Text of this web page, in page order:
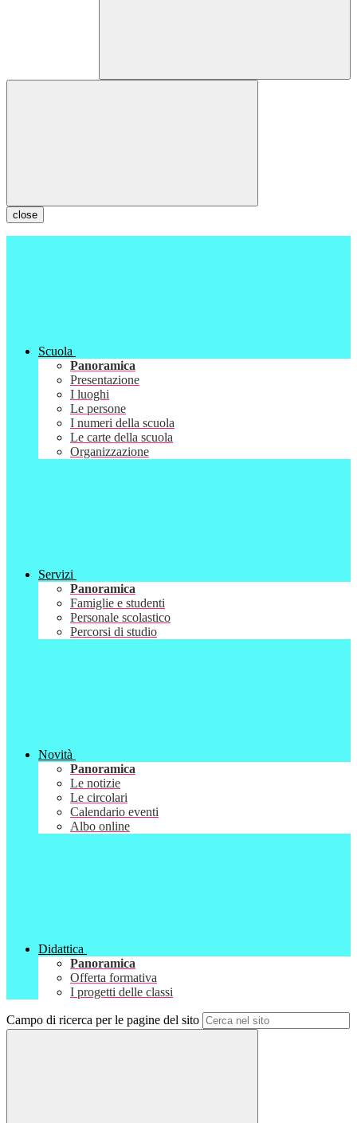
close
Scuola
Panoramica
Presentazione
I luoghi
Le persone
I numeri della scuola
Le carte della scuola
Organizzazione
Servizi
Panoramica
Famiglie e studenti
Personale scolastico
Percorsi di studio
Novità
Panoramica
Le notizie
Le circolari
Calendario eventi
Albo online
Didattica
Panoramica
Offerta formativa
I progetti delle classi
Campo di ricerca per le pagine del sito